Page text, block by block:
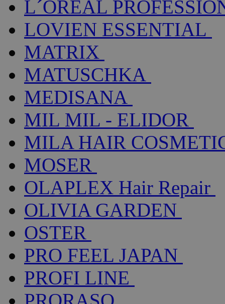
L´ORÉAL
LOVIEN ESSENTIAL
MATRIX
MATUSCHKA
MEDISANA
MIL MIL - ELIDOR
MILA HAIR
MOSER
OLAPLEX Hair Repair
OLIVIA GARDEN
OSTER
PRO FEEL JAPAN
PROFI LINE